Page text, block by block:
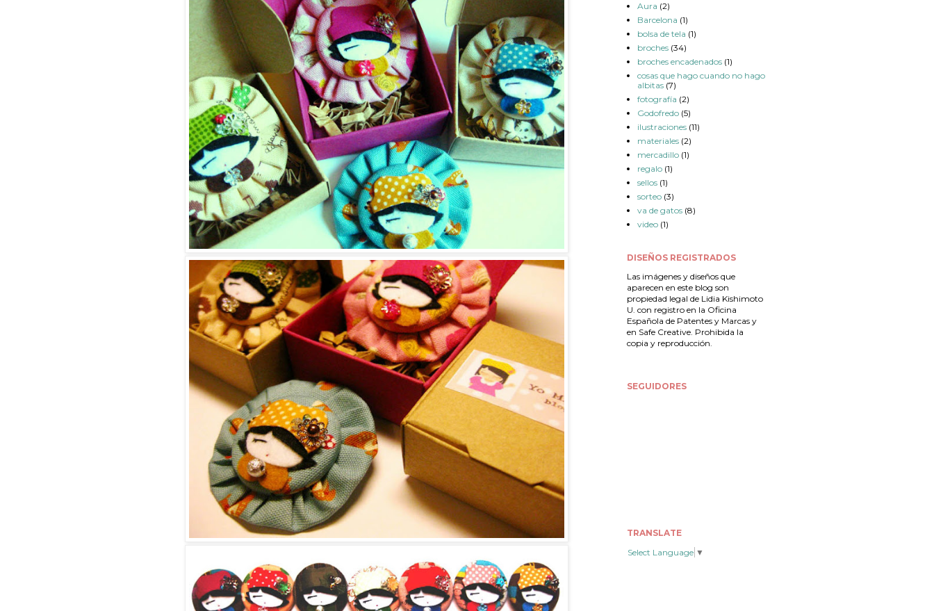
Aura (2)
Barcelona (1)
bolsa de tela (1)
broches (34)
broches encadenados (1)
cosas que hago cuando no hago
albitas (7)
fotografía (2)
Godofredo (5)
ilustraciones (11)
materiales (2)
mercadillo (1)
regalo (1)
sellos (1)
sorteo (3)
va de gatos (8)
video (1)
DISEÑOS REGISTRADOS
Las imágenes y diseños que
aparecen en este blog son
propiedad legal de Lidia Kishimoto
U. con registro en la Oficina
Española de Patentes y Marcas y
en Safe Creative. Prohibida la
copia y reproducción.
SEGUIDORES
TRANSLATE
Select Language ▼